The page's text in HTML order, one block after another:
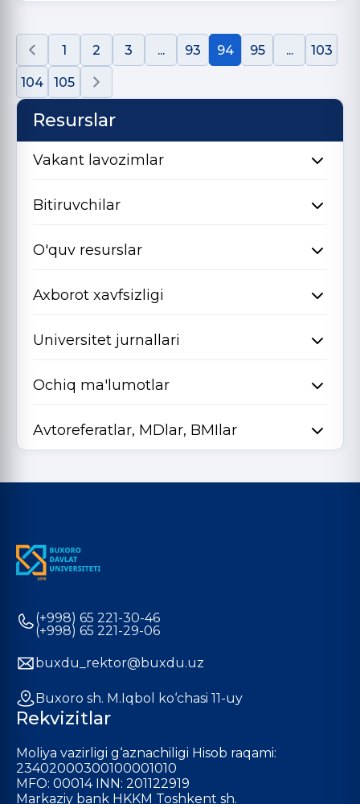
1 2 3 ... 93 94 95 ... 103
104 105
Resurslar
Vakant lavozimlar
Bitiruvchilar
O'quv resurslar
Axborot xavfsizligi
Universitet jurnallari
Ochiq ma'lumotlar
Avtoreferatlar, MDlar, BMIlar
(+998) 65 221-30-46
(+998) 65 221-29-06
buxdu_rektor@buxdu.uz
Buxoro sh. M.Iqbol ko‘chasi 11-uy
Rekvizitlar
Moliya vazirligi g‘aznachiligi Hisob raqami:
23402000300100001010
MFO: 00014 INN: 201122919
Markaziy bank HKKM Toshkent sh.